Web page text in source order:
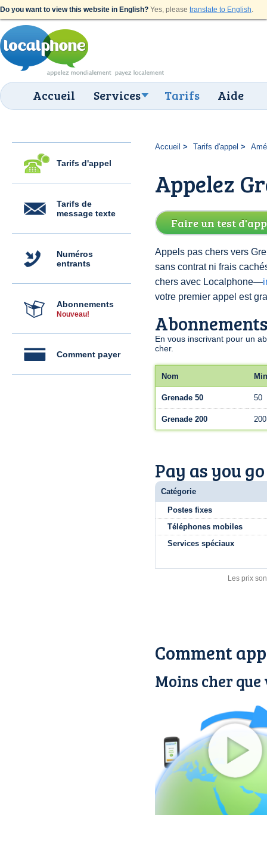
Do you want to view this website in English? Yes, please translate to English.
Accueil Services Tarifs Aide
Tarifs d'appel
Tarifs de
message texte
Numéros
entrants
Abonnements
Nouveau!
Comment payer
Accueil Tarifs d'appel
Appelez
Faire un test
Appels pas chers vers
sans contrat ni frais
chers avec Localphone—
votre premier appel est
En vous inscrivant pour un
cher.
Nom
Grenade 50 50
Grenade 200 200
Pay as you
Catégorie
Postes fixes
Téléphones mobiles
Services spéciaux
Les prix
Comment
Moins cher